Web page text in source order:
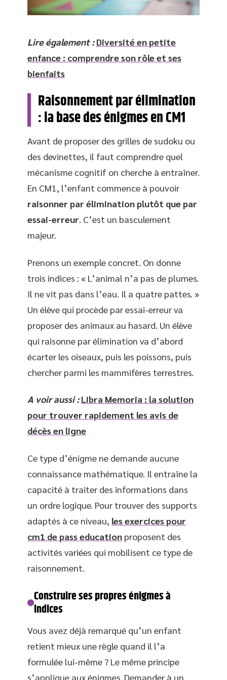
Lire également : Diversité en petite
enfance : comprendre son rôle et ses
bienfaits
Raisonnement par élimination
: la base des énigmes en CM1
Avant de proposer des grilles de sudoku ou
des devinettes, il faut comprendre quel
mécanisme cognitif on cherche à entraîner.
En CM1, l’enfant commence à pouvoir
raisonner par élimination plutôt que par
essai-erreur. C’est un basculement
majeur.
Prenons un exemple concret. On donne
trois indices : « L’animal n’a pas de plumes.
Il ne vit pas dans l’eau. Il a quatre pattes. »
Un élève qui procède par essai-erreur va
proposer des animaux au hasard. Un élève
qui raisonne par élimination va d’abord
écarter les oiseaux, puis les poissons, puis
chercher parmi les mammifères terrestres.
A voir aussi : Libra Memoria : la solution
pour trouver rapidement les avis de
décès en ligne
Ce type d’énigme ne demande aucune
connaissance mathématique. Il entraîne la
capacité à traiter des informations dans
un ordre logique. Pour trouver des supports
adaptés à ce niveau, les exercices pour
cm1 de pass education proposent des
activités variées qui mobilisent ce type de
raisonnement.
Construire ses propres énigmes à
indices
Vous avez déjà remarqué qu’un enfant
retient mieux une règle quand il l’a
formulée lui-même ? Le même principe
s’applique aux énigmes. Demander à un